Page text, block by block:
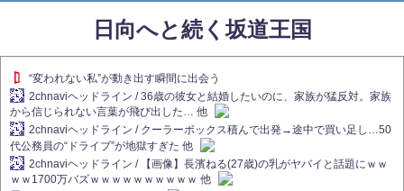
日向へと続く坂道王国
“変われない私”が動き出す瞬間に出会う
2chnaviヘッドライン / 36歳の彼女と結婚したいのに、家族が猛反対。家族
から信じられない言葉が飛び出した… 他
2chnaviヘッドライン / クーラーボックス積んで出発→途中で買い足し…50
代公務員の“ドライブ”が地獄すぎた 他
2chnaviヘッドライン / 【画像】長濱ねる(27歳)の乳がヤバイと話題にｗｗ
ｗｗ1700万バズｗｗｗｗｗｗｗｗｗｗ 他